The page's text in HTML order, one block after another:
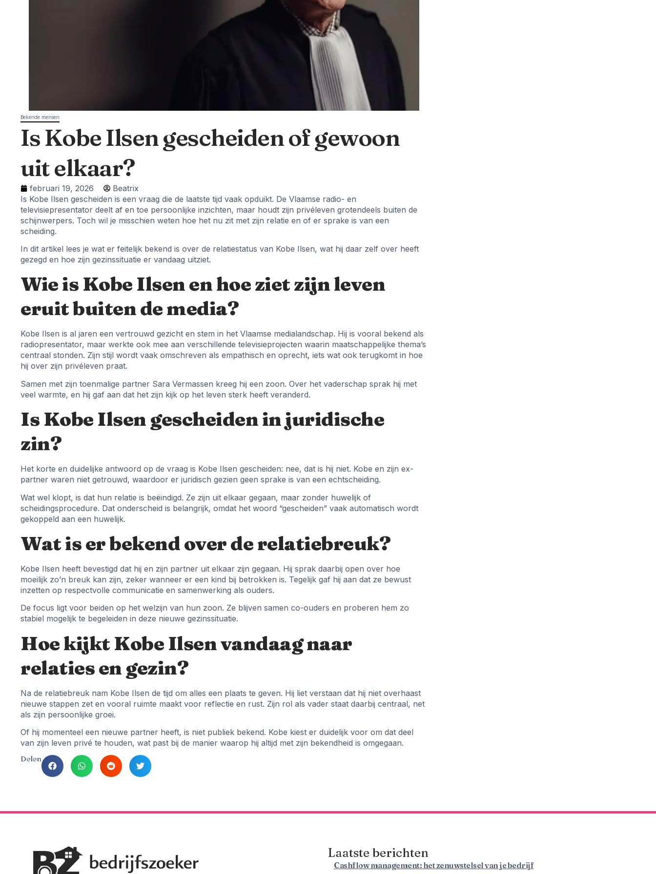
Bekende mensen
Is Kobe Ilsen gescheiden of gewoon
uit elkaar?
februari 19, 2026
Beatrix
Is Kobe Ilsen gescheiden is een vraag die de laatste tijd vaak opduikt. De Vlaamse radio- en
televisiepresentator deelt af en toe persoonlijke inzichten, maar houdt zijn privéleven grotendeels buiten de
schijnwerpers. Toch wil je misschien weten hoe het nu zit met zijn relatie en of er sprake is van een
scheiding.
In dit artikel lees je wat er feitelijk bekend is over de relatiestatus van Kobe Ilsen, wat hij daar zelf over heeft
gezegd en hoe zijn gezinssituatie er vandaag uitziet.
Wie is Kobe Ilsen en hoe ziet zijn leven
eruit buiten de media?
Kobe Ilsen is al jaren een vertrouwd gezicht en stem in het Vlaamse medialandschap. Hij is vooral bekend als
radiopresentator, maar werkte ook mee aan verschillende televisieprojecten waarin maatschappelijke thema’s
centraal stonden. Zijn stijl wordt vaak omschreven als empathisch en oprecht, iets wat ook terugkomt in hoe
hij over zijn privéleven praat.
Samen met zijn toenmalige partner Sara Vermassen kreeg hij een zoon. Over het vaderschap sprak hij met
veel warmte, en hij gaf aan dat het zijn kijk op het leven sterk heeft veranderd.
Is Kobe Ilsen gescheiden in juridische
zin?
Het korte en duidelijke antwoord op de vraag is Kobe Ilsen gescheiden: nee, dat is hij niet. Kobe en zijn ex-
partner waren niet getrouwd, waardoor er juridisch gezien geen sprake is van een echtscheiding.
Wat wel klopt, is dat hun relatie is beëindigd. Ze zijn uit elkaar gegaan, maar zonder huwelijk of
scheidingsprocedure. Dat onderscheid is belangrijk, omdat het woord “gescheiden” vaak automatisch wordt
gekoppeld aan een huwelijk.
Wat is er bekend over de relatiebreuk?
Kobe Ilsen heeft bevestigd dat hij en zijn partner uit elkaar zijn gegaan. Hij sprak daarbij open over hoe
moeilijk zo’n breuk kan zijn, zeker wanneer er een kind bij betrokken is. Tegelijk gaf hij aan dat ze bewust
inzetten op respectvolle communicatie en samenwerking als ouders.
De focus ligt voor beiden op het welzijn van hun zoon. Ze blijven samen co-ouders en proberen hem zo
stabiel mogelijk te begeleiden in deze nieuwe gezinssituatie.
Hoe kijkt Kobe Ilsen vandaag naar
relaties en gezin?
Na de relatiebreuk nam Kobe Ilsen de tijd om alles een plaats te geven. Hij liet verstaan dat hij niet overhaast
nieuwe stappen zet en vooral ruimte maakt voor reflectie en rust. Zijn rol als vader staat daarbij centraal, net
als zijn persoonlijke groei.
Of hij momenteel een nieuwe partner heeft, is niet publiek bekend. Kobe kiest er duidelijk voor om dat deel
van zijn leven privé te houden, wat past bij de manier waarop hij altijd met zijn bekendheid is omgegaan.
Delen
Laatste berichten
Cashflow management: het zenuwstelsel van je bedrijf